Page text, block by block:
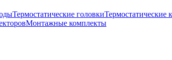
Термостатические головкиТермостатические
Монтажные комплекты